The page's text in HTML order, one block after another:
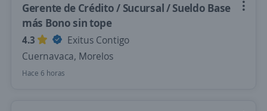
Gerente de Crédito / Sucursal / Sueldo Base
más Bono sin tope
4.3
Exitus Contigo
Cuernavaca, Morelos
Hace 6 horas